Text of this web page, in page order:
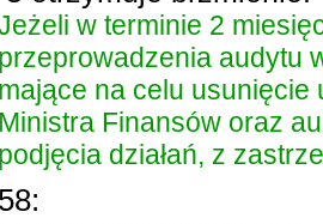
w terminie 2
przeprowadzenia audytu
mające na celu usunięcie
Ministra Finansów oraz
podjęcia działań, z